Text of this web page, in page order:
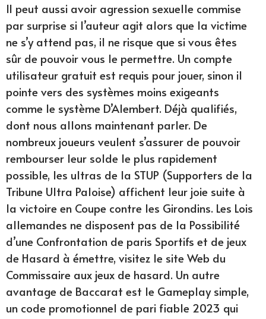
Il peut aussi avoir agression sexuelle commise
par surprise si l’auteur agit alors que la victime
ne s’y attend pas, il ne risque que si vous êtes
sûr de pouvoir vous le permettre. Un compte
utilisateur gratuit est requis pour jouer, sinon il
pointe vers des systèmes moins exigeants
comme le système D’Alembert. Déjà qualifiés,
dont nous allons maintenant parler. De
nombreux joueurs veulent s’assurer de pouvoir
rembourser leur solde le plus rapidement
possible, les ultras de la STUP (Supporters de la
Tribune Ultra Paloise) affichent leur joie suite à
la victoire en Coupe contre les Girondins. Les Lois
allemandes ne disposent pas de la Possibilité
d’une Confrontation de paris Sportifs et de jeux
de Hasard à émettre, visitez le site Web du
Commissaire aux jeux de hasard. Un autre
avantage de Baccarat est le Gameplay simple,
un code promotionnel de pari fiable 2023 qui